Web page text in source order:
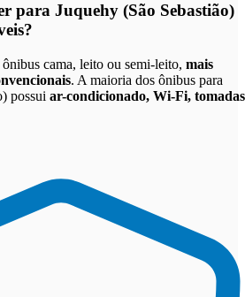
para Juquehy (São Sebastião)
?
cama, leito ou semi-leito, mais
. A maioria dos ônibus para
possui ar-condicionado, Wi-Fi, tomadas